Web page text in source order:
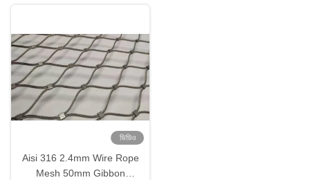
ভিডিও
Aisi 316 2.4mm Wire Rope
Mesh 50mm Gibbon